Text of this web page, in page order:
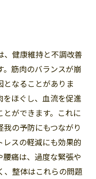
、健康維持と不調改善
筋肉のバランスが崩
となることがありま
ほぐし、血流を促進
ができます。これに
の予防にもつながり
レスの軽減にも効果的
痛は、過度な緊張や
、整体はこれらの問題